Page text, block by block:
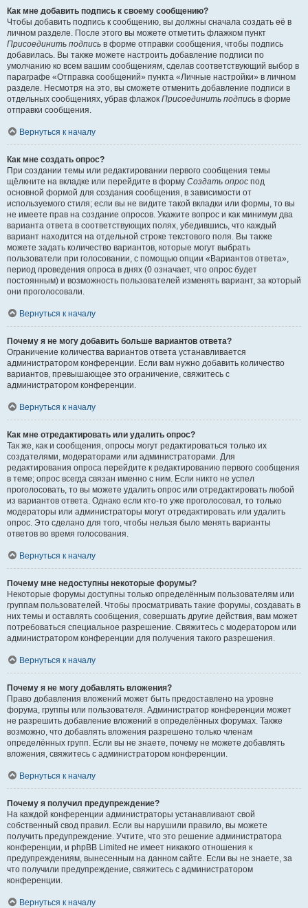
Как мне добавить подпись к своему сообщению?
Чтобы добавить подпись к сообщению, вы должны сначала создать её в
личном разделе. После этого вы можете отметить флажком пункт
Присоединить подпись в форме отправки сообщения, чтобы подпись
добавилась. Вы также можете настроить добавление подписи по
умолчанию ко всем вашим сообщениям, сделав соответствующий выбор в
параграфе «Отправка сообщений» пункта «Личные настройки» в личном
разделе. Несмотря на это, вы сможете отменить добавление подписи в
отдельных сообщениях, убрав флажок Присоединить подпись в форме
отправки сообщения.
Вернуться к началу
Как мне создать опрос?
При создании темы или редактировании первого сообщения темы
щёлкните на вкладке или перейдите в форму Создать опрос под
основной формой для создания сообщения, в зависимости от
используемого стиля; если вы не видите такой вкладки или формы, то вы
не имеете прав на создание опросов. Укажите вопрос и как минимум два
варианта ответа в соответствующих полях, убедившись, что каждый
вариант находится на отдельной строке текстового поля. Вы также
можете задать количество вариантов, которые могут выбрать
пользователи при голосовании, с помощью опции «Вариантов ответа»,
период проведения опроса в днях (0 означает, что опрос будет
постоянным) и возможность пользователей изменять вариант, за который
они проголосовали.
Вернуться к началу
Почему я не могу добавить больше вариантов ответа?
Ограничение количества вариантов ответа устанавливается
администратором конференции. Если вам нужно добавить количество
вариантов, превышающее это ограничение, свяжитесь с
администратором конференции.
Вернуться к началу
Как мне отредактировать или удалить опрос?
Так же, как и сообщения, опросы могут редактироваться только их
создателями, модераторами или администраторами. Для
редактирования опроса перейдите к редактированию первого сообщения
в теме; опрос всегда связан именно с ним. Если никто не успел
проголосовать, то вы можете удалить опрос или отредактировать любой
из вариантов ответа. Однако если кто-то уже проголосовал, то только
модераторы или администраторы могут отредактировать или удалить
опрос. Это сделано для того, чтобы нельзя было менять варианты
ответов во время голосования.
Вернуться к началу
Почему мне недоступны некоторые форумы?
Некоторые форумы доступны только определённым пользователям или
группам пользователей. Чтобы просматривать такие форумы, создавать в
них темы и оставлять сообщения, совершать другие действия, вам может
потребоваться специальное разрешение. Свяжитесь с модератором или
администратором конференции для получения такого разрешения.
Вернуться к началу
Почему я не могу добавлять вложения?
Право добавления вложений может быть предоставлено на уровне
форума, группы или пользователя. Администратор конференции может
не разрешить добавление вложений в определённых форумах. Также
возможно, что добавлять вложения разрешено только членам
определённых групп. Если вы не знаете, почему не можете добавлять
вложения, свяжитесь с администратором конференции.
Вернуться к началу
Почему я получил предупреждение?
На каждой конференции администраторы устанавливают свой
собственный свод правил. Если вы нарушили правило, вы можете
получить предупреждение. Учтите, что это решение администратора
конференции, и phpBB Limited не имеет никакого отношения к
предупреждениям, вынесенным на данном сайте. Если вы не знаете, за
что получили предупреждение, свяжитесь с администратором
конференции.
Вернуться к началу